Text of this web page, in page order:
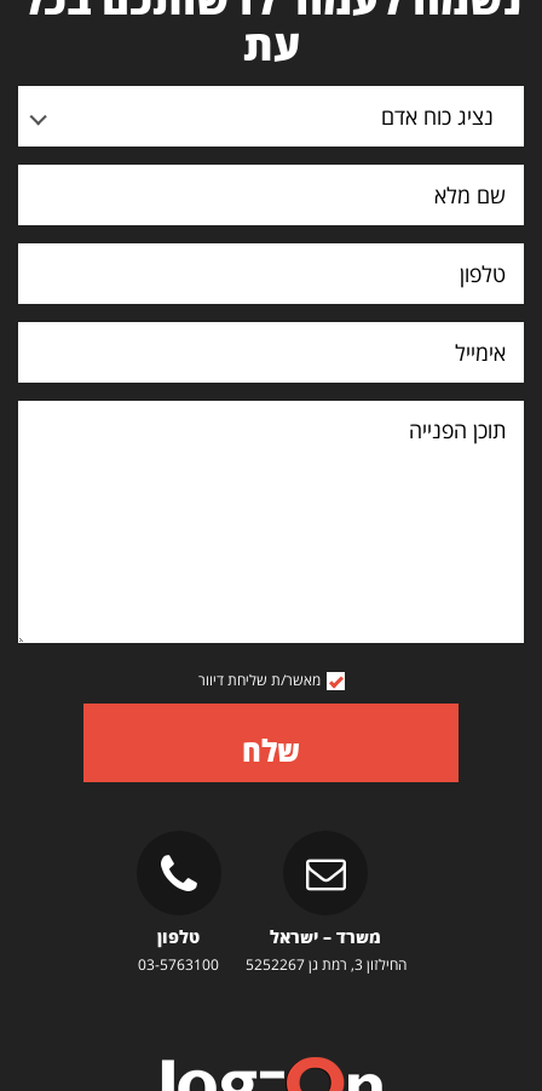
עת
נציג כוח אדם
תוכן
הפנייה
מאשר/ת שליחת דיוור
שלח
משרד – ישראל
החילזון 3, רמת גן 5252267
טלפון
03-5763100